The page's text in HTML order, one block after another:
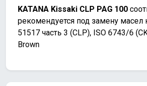
KATANA Kissaki CLP PAG 100
рекомендуется под замену масел
51517 часть 3 (CLP), ISO 6743/6
Brown